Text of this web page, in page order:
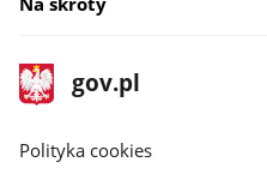
stopka
gov.pl
Strona
gov.pl
gov.pl
Polityka cookies